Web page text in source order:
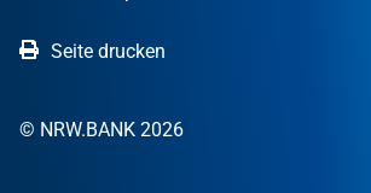
Seite drucken
© NRW.BANK 2026